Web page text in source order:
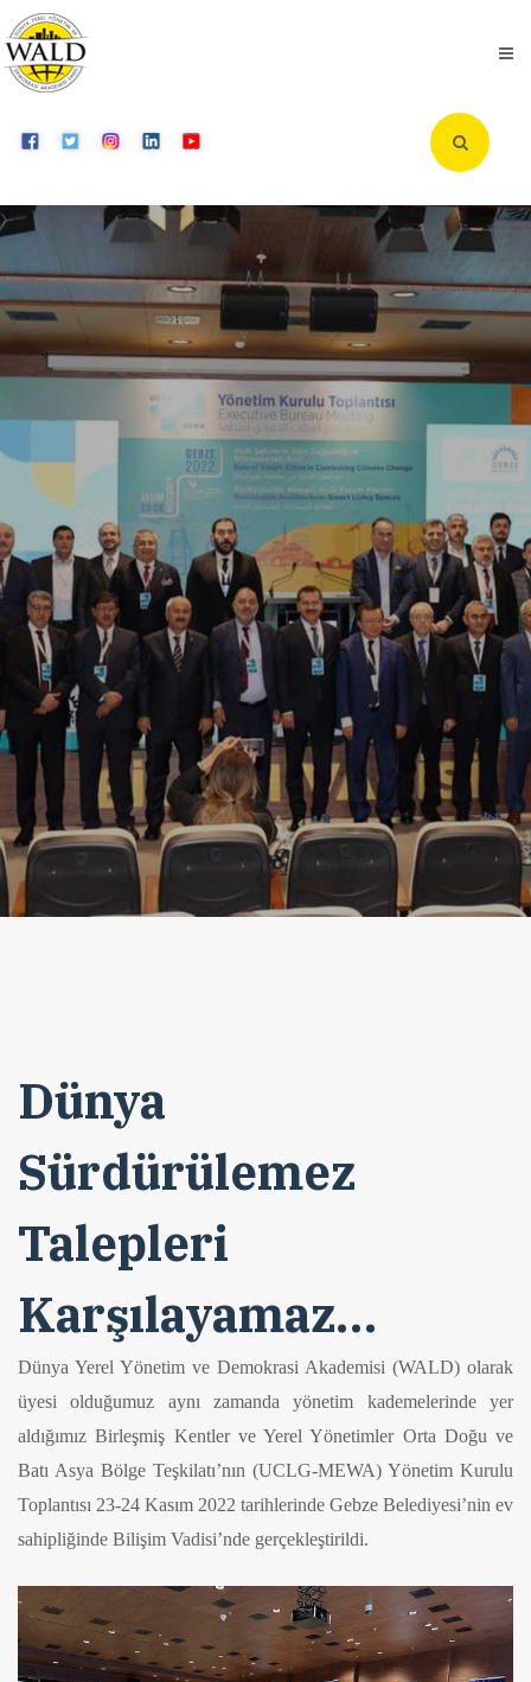
Dünya
Sürdürülemez
Talepleri
Karşılayamaz…
Dünya Yerel Yönetim ve Demokrasi Akademisi (WALD) olarak
üyesi olduğumuz aynı zamanda yönetim kademelerinde yer
aldığımız Birleşmiş Kentler ve Yerel Yönetimler Orta Doğu ve
Batı Asya Bölge Teşkilatı’nın (UCLG-MEWA) Yönetim Kurulu
Toplantısı 23-24 Kasım 2022 tarihlerinde Gebze Belediyesi’nin ev
sahipliğinde Bilişim Vadisi’nde gerçekleştirildi.